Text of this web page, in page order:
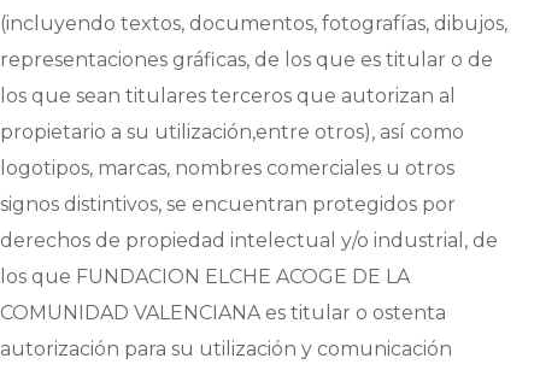
(incluyendo textos, documentos, fotografías, dibujos,
representaciones gráficas, de los que es titular o de
los que sean titulares terceros que autorizan al
propietario a su utilización,entre otros), así como
logotipos, marcas, nombres comerciales u otros
signos distintivos, se encuentran protegidos por
derechos de propiedad intelectual y/o industrial, de
los que FUNDACION ELCHE ACOGE DE LA
COMUNIDAD VALENCIANAes titular o ostenta
autorización para su utilización y comunicación